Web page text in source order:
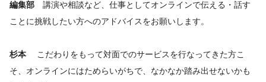
編集部 講演や相談など、仕事としてオンラインで伝える・話す
ことに挑戦したい方へのアドバイスをお願いします。
杉本 こだわりをもって対面でのサービスを行なってきた方こ
そ、オンラインにはためらいがちで、なかなか踏み出せないかも